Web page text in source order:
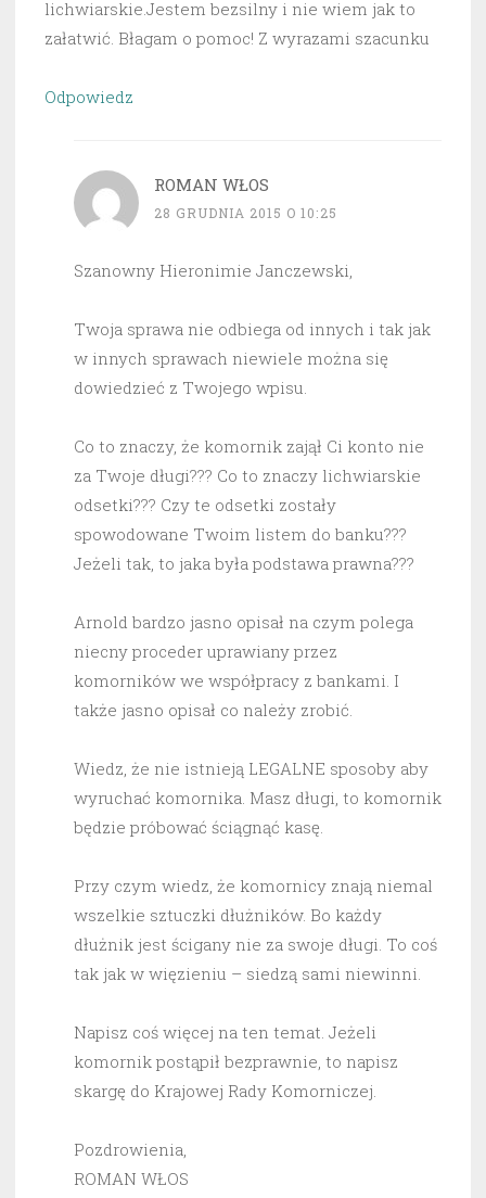
lichwiarskie.Jestem bezsilny i nie wiem jak to
załatwić. Błagam o pomoc! Z wyrazami szacunku
Odpowiedz
ROMAN WŁOS
28 GRUDNIA 2015 O 10:25
Szanowny Hieronimie Janczewski,
Twoja sprawa nie odbiega od innych i tak jak
w innych sprawach niewiele można się
dowiedzieć z Twojego wpisu.
Co to znaczy, że komornik zajął Ci konto nie
za Twoje długi??? Co to znaczy lichwiarskie
odsetki??? Czy te odsetki zostały
spowodowane Twoim listem do banku???
Jeżeli tak, to jaka była podstawa prawna???
Arnold bardzo jasno opisał na czym polega
niecny proceder uprawiany przez
komorników we współpracy z bankami. I
także jasno opisał co należy zrobić.
Wiedz, że nie istnieją LEGALNE sposoby aby
wyruchać komornika. Masz długi, to komornik
będzie próbować ściągnąć kasę.
Przy czym wiedz, że komornicy znają niemal
wszelkie sztuczki dłużników. Bo każdy
dłużnik jest ścigany nie za swoje długi. To coś
tak jak w więzieniu – siedzą sami niewinni.
Napisz coś więcej na ten temat. Jeżeli
komornik postąpił bezprawnie, to napisz
skargę do Krajowej Rady Komorniczej.
Pozdrowienia,
ROMAN WŁOS